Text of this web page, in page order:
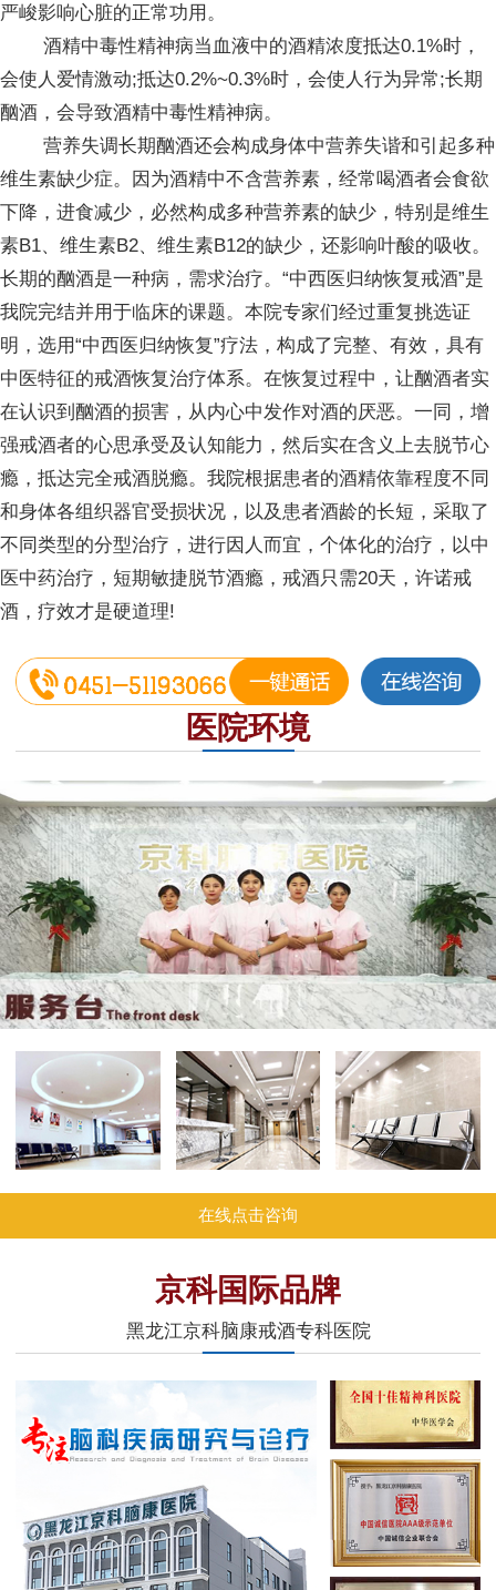
严峻影响心脏的正常功用。
酒精中毒性精神病当血液中的酒精浓度抵达0.1%时，
会使人爱情激动;抵达0.2%~0.3%时，会使人行为异常;长期
酗酒，会导致酒精中毒性精神病。
营养失调长期酗酒还会构成身体中营养失谐和引起多种
维生素缺少症。因为酒精中不含营养素，经常喝酒者会食欲
下降，进食减少，必然构成多种营养素的缺少，特别是维生
素B1、维生素B2、维生素B12的缺少，还影响叶酸的吸收。
长期的酗酒是一种病，需求治疗。“中西医归纳恢复戒酒”是
我院完结并用于临床的课题。本院专家们经过重复挑选证
明，选用“中西医归纳恢复”疗法，构成了完整、有效，具有
中医特征的戒酒恢复治疗体系。在恢复过程中，让酗酒者实
在认识到酗酒的损害，从内心中发作对酒的厌恶。一同，增
强戒酒者的心思承受及认知能力，然后实在含义上去脱节心
瘾，抵达完全戒酒脱瘾。我院根据患者的酒精依靠程度不同
和身体各组织器官受损状况，以及患者酒龄的长短，采取了
不同类型的分型治疗，进行因人而宜，个体化的治疗，以中
医中药治疗，短期敏捷脱节酒瘾，戒酒只需20天，许诺戒
酒，疗效才是硬道理!
医院环境
在线点击咨询
京科国际品牌
黑龙江京科脑康戒酒专科医院